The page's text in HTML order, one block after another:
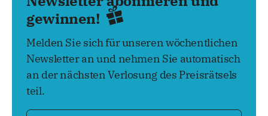
gewinnen!
Melden Sie sich für unseren wöchentlichen
Newsletter an und nehmen Sie automatisch
an der nächsten Verlosung des Preisrätsels
teil.